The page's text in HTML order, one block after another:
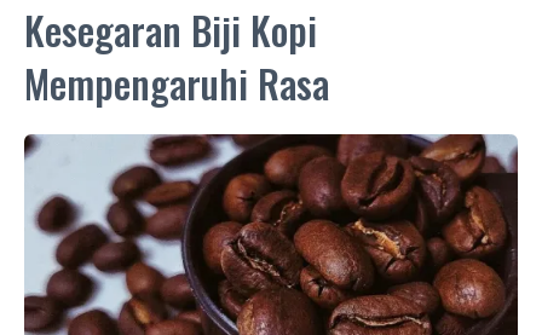
Kesegaran Biji Kopi
Mempengaruhi Rasa